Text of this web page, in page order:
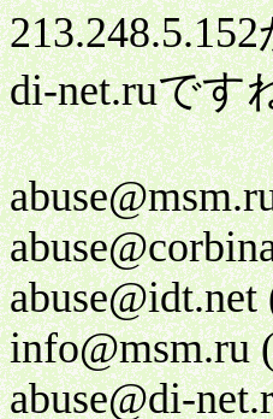
di-net.ruです
info@msm.ru
abuse@di-